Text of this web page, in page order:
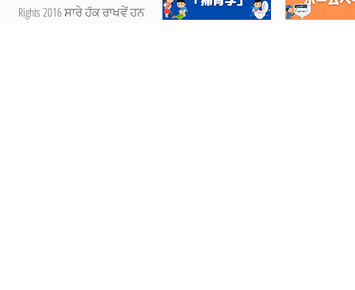
Rights 2016 ਸਾਰੇ ਹੱਕ ਰਾਖਵੇਂ ਹਨ